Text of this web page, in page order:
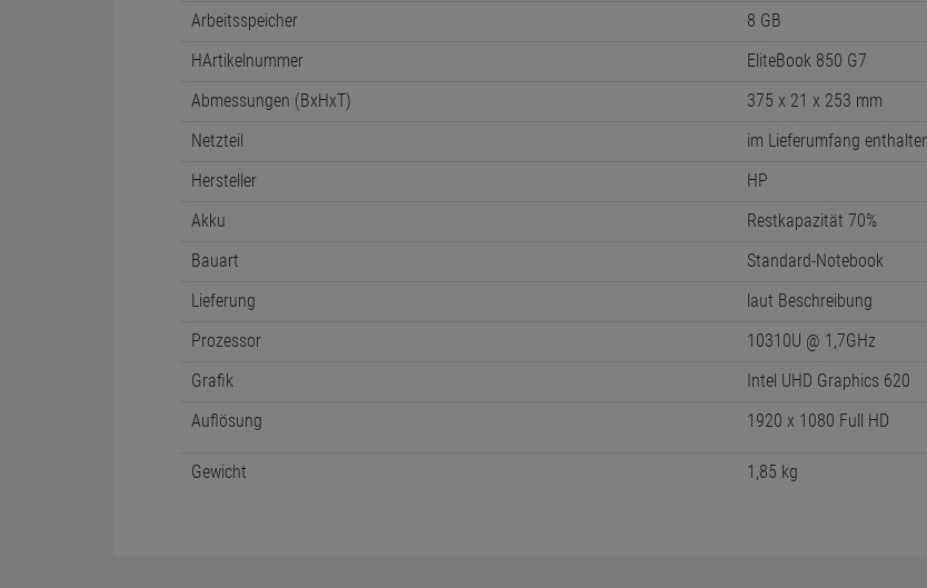
Arbeitsspeicher
8 GB
HArtikelnummer
EliteBook 850 G7
Abmessungen (BxHxT)
375 x 21 x 253 mm
Netzteil
im Lieferumfang
Hersteller
HP
Akku
Restkapazität 70%
Bauart
Standard-Notebook
Lieferung
laut Beschreibung
Prozessor
10310U @ 1,7GHz
Grafik
Intel UHD Graphics 620
Auflösung
1920 x 1080 Full HD
Gewicht 1,85 kg